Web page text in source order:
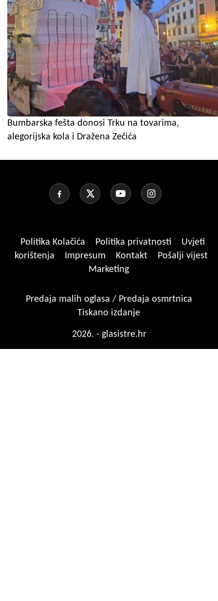
Bumbarska fešta donosi Trku na tovarima,
alegorijska kola i Dražena Zečića
Politika Kolačića Politika privatnosti
Uvjeti
korištenja
Impresum Kontakt
Pošalji vijest
Marketing
Predaja malih oglasa / Predaja osmrtnica
Tiskano izdanje
2026. - glasistre.hr